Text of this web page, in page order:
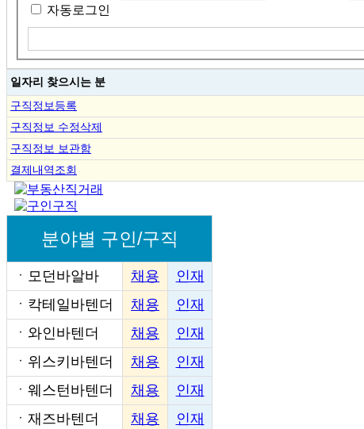
자동로그인
일자리 찾으시는 분
구직정보등록
구직정보 수정삭제
구직정보 보관함
결제내역조회
분야별 구인/구직
ㆍ 모던바알바 채용
인재
ㆍ 칵테일바텐더 채용
인재
ㆍ 와인바텐더 채용
인재
ㆍ 위스키바텐더 채용
인재
ㆍ 웨스턴바텐더 채용
인재
ㆍ 재즈바텐더 채용
인재